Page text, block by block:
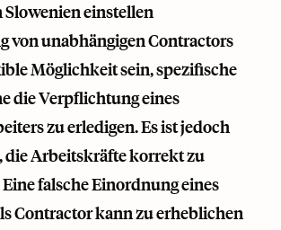
einstellen
von unabhängigen Contractors
Möglichkeit sein, spezifische
die Verpflichtung eines
zu erledigen. Es ist jedoch
die Arbeitskräfte korrekt zu
falsche Einordnung eines
Contractor kann zu erheblichen